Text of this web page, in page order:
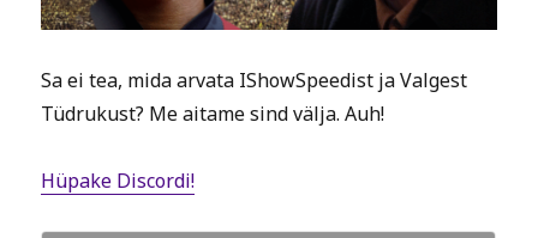
Sa ei tea, mida arvata IShowSpeedist ja Valgest
Tüdrukust? Me aitame sind välja. Auh!
Hüpake Discordi!